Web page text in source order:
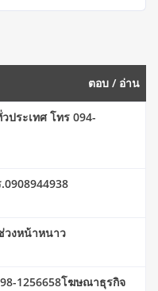
ตอบ / อ่าน
ประเทศ โทร 094-
วงหน้าหนาว
1256658โฆษณาธุรกิจ